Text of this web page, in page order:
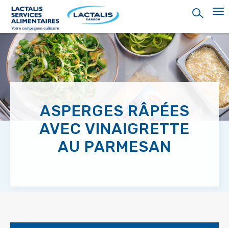
main
content
ASPERGES RÂPÉES
AVEC VINAIGRETTE
AU PARMESAN